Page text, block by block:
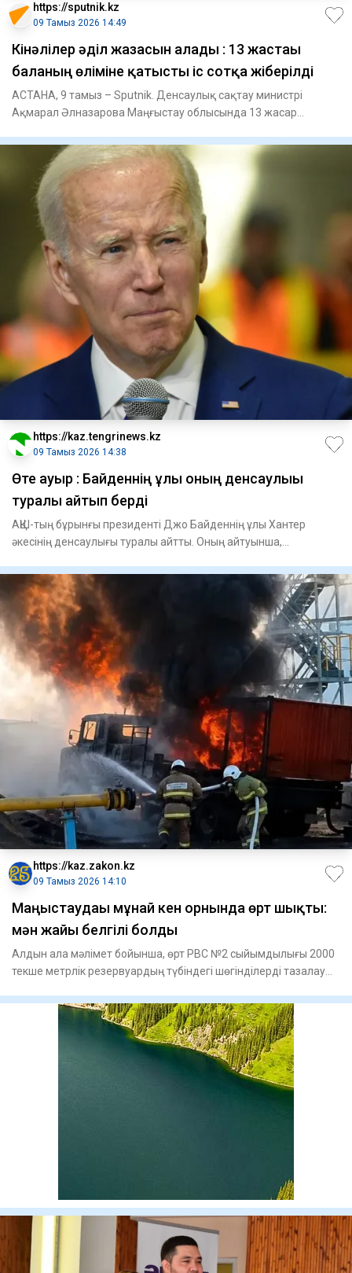
https://sputnik.kz
09 Тамыз 2026 14:49
Кінәлілер әділ жазасын алады : 13 жастағы
баланың өліміне қатысты іс сотқа жіберілді
АСТАНА, 9 тамыз – Sputnik. Денсаулық сақтау министрі
Ақмарал Әлназарова Маңғыстау облысында 13 жасар
https://kaz.tengrinews.kz
09 Тамыз 2026 14:38
Өте ауыр : Байденнің ұлы оның денсаулығы
туралы айтып берді
АҚШ-тың бұрынғы президенті Джо Байденнің ұлы Хантер
әкесінің денсаулығы туралы айтты. Оның айтуынша,
https://kaz.zakon.kz
09 Тамыз 2026 14:10
Маңғыстаудағы мұнай кен орнында өрт шықты:
мән жайы белгілі болды
Алдын ала мәлімет бойынша, өрт РВС №2 сыйымдылығы 2000
текше метрлік резервуардың түбіндегі шөгінділерді тазалау